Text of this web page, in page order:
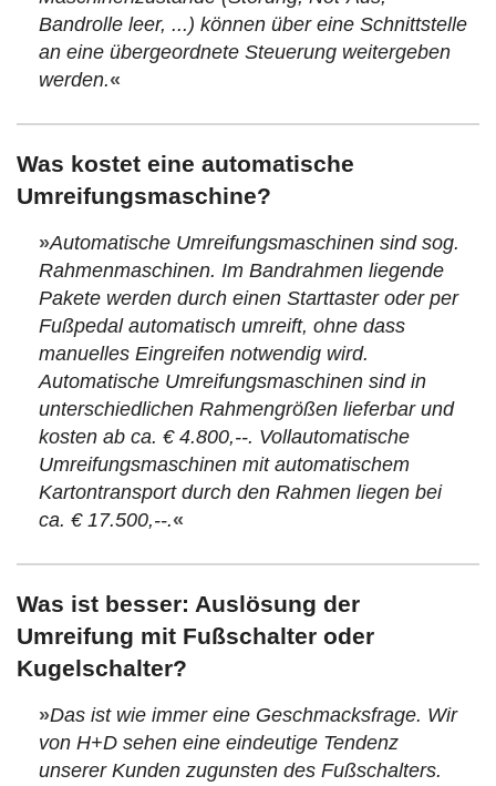
Bandrolle leer, ...) können über eine Schnittstelle
an eine übergeordnete Steuerung weitergeben
werden.«
Was kostet eine automatische
Umreifungsmaschine?
»Automatische Umreifungsmaschinen sind sog.
Rahmenmaschinen. Im Bandrahmen liegende
Pakete werden durch einen Starttaster oder per
Fußpedal automatisch umreift, ohne dass
manuelles Eingreifen notwendig wird.
Automatische Umreifungsmaschinen sind in
unterschiedlichen Rahmengrößen lieferbar und
kosten ab ca. € 4.800,--. Vollautomatische
Umreifungsmaschinen mit automatischem
Kartontransport durch den Rahmen liegen bei
ca. € 17.500,--.«
Was ist besser: Auslösung der
Umreifung mit Fußschalter oder
Kugelschalter?
»Das ist wie immer eine Geschmacksfrage. Wir
von H+D sehen eine eindeutige Tendenz
unserer Kunden zugunsten des Fußschalters.